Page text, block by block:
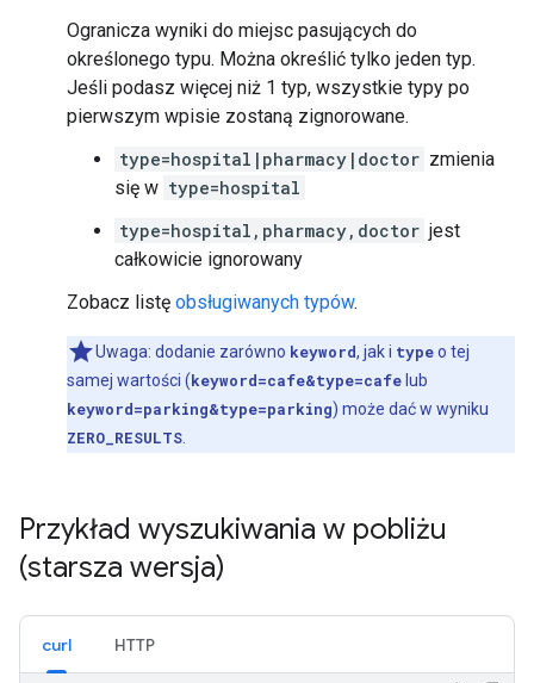
Ogranicza wyniki do miejsc pasujących do
określonego typu. Można określić tylko jeden typ.
Jeśli podasz więcej niż 1 typ, wszystkie typy po
pierwszym wpisie zostaną zignorowane.
type=hospital|pharmacy|doctor zmienia
się w type=hospital
type=hospital,pharmacy,doctor jest
całkowicie ignorowany
Zobacz listę obsługiwanych typów.
Uwaga: dodanie zarówno keyword, jak i typeo tej
samej wartości (keyword=cafe&type=cafe lub
keyword=parking&type=parking) może dać w wyniku
ZERO_RESULTS
Przykład wyszukiwania w pobliżu
(starsza wersja)
curl HTTP